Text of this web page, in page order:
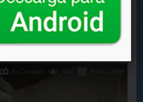
19 Nov, 2016
3614
En Contacto